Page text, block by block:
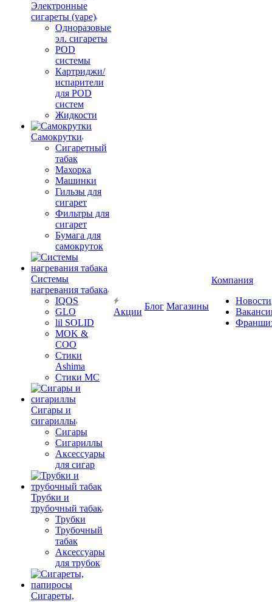
Электронные
сигареты (vape)
Одноразовые
эл. сигареты
POD
системы
Картриджи/
испарители
для POD
систем
Жидкости
Самокрутки
Сигаретный
табак
Махорка
Машинки
Гильзы для
сигарет
Фильтры для
сигарет
Бумага для
самокруток
Системы
нагревания табака
IQOS
GLO
lil SOLID
MOK &
COO
Стики
Ashima
Стики MC
Сигары и
сигариллы
Сигары
Сигариллы
Аксессуары
для сигар
Трубки и
трубочный табак
Трубки
Трубочный
табак
Аксессуары
для трубок
Сигареты,
Акции
Блог Магазины
Компания
Новости